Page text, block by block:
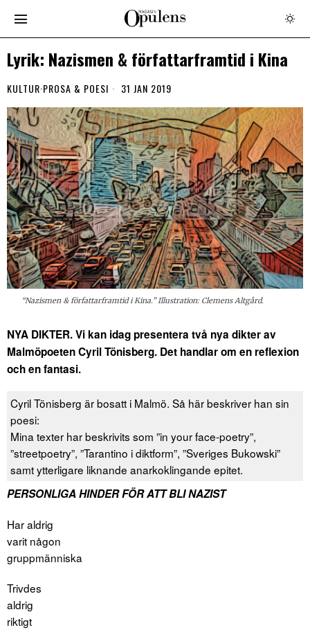
Lyrik: Nazismen & författarframtid i Kina
KULTUR·PROSA & POESI 31 JAN 2019
“Nazismen & författarframtid i Kina.” Illustration: Clemens Altgård.
NYA DIKTER. Vi kan idag presentera två nya dikter av
Malmöpoeten Cyril Tönisberg. Det handlar om en reflexion
och en fantasi.
Cyril Tönisberg är bosatt i Malmö. Så här beskriver han sin
poesi:
Mina texter har beskrivits som ”in your face-poetry”,
”streetpoetry”, ”Tarantino i diktform”, ”Sveriges Bukowski”
samt ytterligare liknande anarkoklingande epitet.
PERSONLIGA HINDER FÖR ATT BLI NAZIST
Har aldrig
varit någon
gruppmänniska
Trivdes
aldrig
riktigt